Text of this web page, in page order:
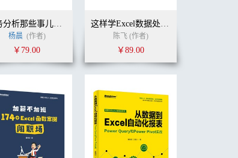
刘钰 潘丽萍 付大伟
财务分析那些事儿：Power BI财务数据实战
杨晨 (作者)
￥79.00
这样学Excel数据处理与分析更高效（视频版）
陈飞 (作者)
￥89.00